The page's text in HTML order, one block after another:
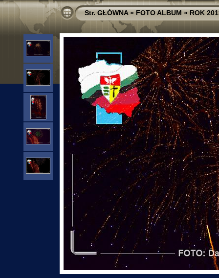
Str. GŁÓWNA»FOTO ALBUM»ROK